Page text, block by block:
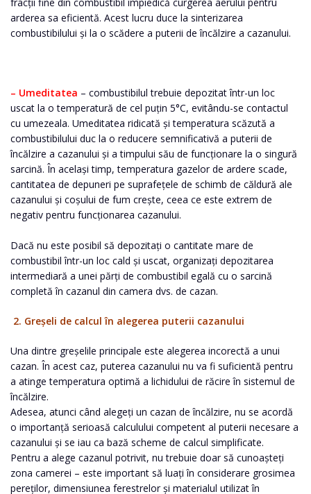
arderea sa eficientă. Acest lucru duce la sinterizarea
combustibilului și la o scădere a puterii de încălzire a cazanului.
– Umeditatea – combustibilul trebuie depozitat într-un loc
uscat la o temperatură de cel puțin 5°C, evitându-se contactul
cu umezeala. Umeditatea ridicată și temperatura scăzută a
combustibilului duc la o reducere semnificativă a puterii de
încălzire a cazanului și a timpului său de funcționare la o singură
sarcină. În același timp, temperatura gazelor de ardere scade,
cantitatea de depuneri pe suprafețele de schimb de căldură ale
cazanului și coșului de fum crește, ceea ce este extrem de
negativ pentru funcționarea cazanului.
Dacă nu este posibil să depozitați o cantitate mare de
combustibil într-un loc cald și uscat, organizați depozitarea
intermediară a unei părți de combustibil egală cu o sarcină
completă în cazanul din camera dvs. de cazan.
2. Greșeli de calcul în alegerea puterii cazanului
Una dintre greșelile principale este alegerea incorectă a unui
cazan. În acest caz, puterea cazanului nu va fi suficientă pentru
a atinge temperatura optimă a lichidului de răcire în sistemul de
încălzire.
Adesea, atunci când alegeți un cazan de încălzire, nu se acordă
o importanță serioasă calculului competent al puterii necesare a
cazanului și se iau ca bază scheme de calcul simplificate.
Pentru a alege cazanul potrivit, nu trebuie doar să cunoașteți
zona camerei – este important să luați în considerare grosimea
pereților, dimensiunea ferestrelor și materialul utilizat în